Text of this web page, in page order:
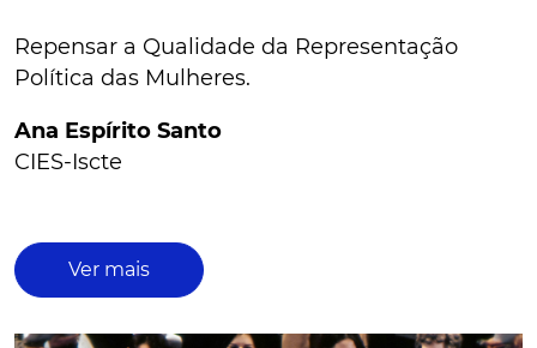
Repensar a Qualidade da Representação
Política das Mulheres.
Ana Espírito Santo
CIES-Iscte
Ver mais